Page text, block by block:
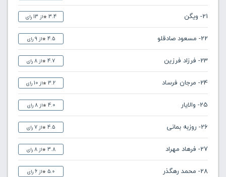
21- ویگن 3.4 از 13 رای
22- مسعود صادقلو 4.5 از 9 رای
23- فرزاد فرزین 4.7 از 8 رای
24- مرجان فرساد 3.2 از 10 رای
25- والایار 4.0 از 8 رای
26- روزبه بمانی 4.5 از 7 رای
27- فرهاد مهراد 3.8 از 8 رای
28- محمد رهگذر 5.0 از 6 رای